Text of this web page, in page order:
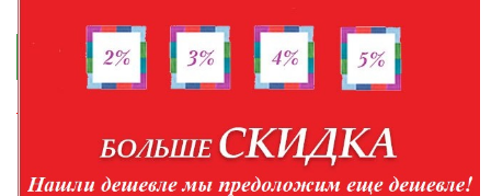
 КУПИТЬ В КРЕДИТ
Доставка в пределах Белгорода и Белгородской